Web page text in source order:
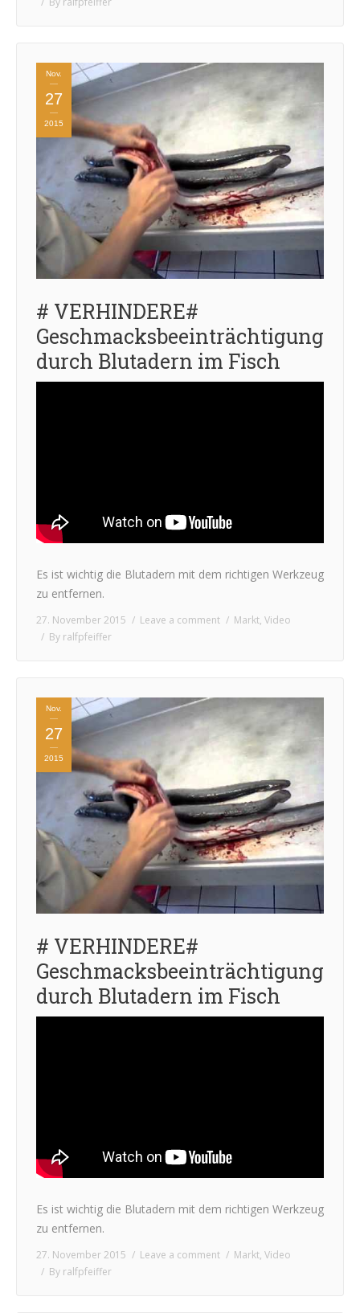
Nov.
27
2015
# VERHINDERE#
Geschmacksbeeinträchtigung
durch Blutadern im Fisch
Es ist wichtig die Blutadern mit dem richtigen Werkzeug
zu entfernen.
27. November 2015 Leave a comment Markt, Video
By ralfpfeiffer
Nov.
27
2015
# VERHINDERE#
Geschmacksbeeinträchtigung
durch Blutadern im Fisch
Es ist wichtig die Blutadern mit dem richtigen Werkzeug
zu entfernen.
27. November 2015 Leave a comment Markt, Video
By ralfpfeiffer